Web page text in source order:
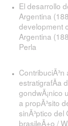
El desarrollo
Argentina
development
Argentina
Perla
estratigrafÃ­a
gondwÃ¡nico
a propÃ³sito
sinÃ³ptico del
brasileÃ±o /